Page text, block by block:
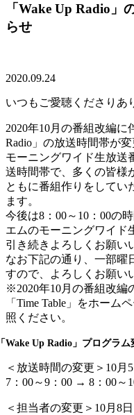
「Wake Up Radio」
らせ
2020.09.24
いつもご愛聴くださりあ
2020年10月の番組改編に
Radio」の放送時間帯が変
モーニングワイド生放送
送時間帯で、多くの皆様
ともに番組作りをしてい
ます。
今後は8：00～10：00の
エムのモーニングワイド
引き続きよろしくお願い
なお下記の通り、一部曜
すので、よろしくお願い
※2020年10月の番組改編
「Time Table」をホーム
照ください。
Wake Up Radio」プログラム
＜放送時間の変更＞10月
7：00～9：00 → 8：00～
＜担当者の変更＞10月8日